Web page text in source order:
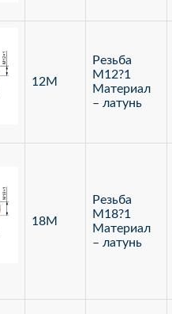
12М
Резьба
М12?1
Материал
– латунь
18М
Резьба
М18?1
Материал
– латунь